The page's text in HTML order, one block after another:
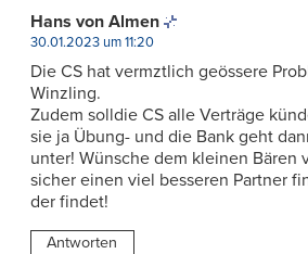
Hans von Almen
30.01.2023 um 11:20
Die CS hat vermztlich geössere
Winzling.
Zudem solldie CS alle Verträge
sie ja Übung- und die Bank geht
unter! Wünsche dem kleinen Bären
sicher einen viel besseren Partner
der findet!
Antworten